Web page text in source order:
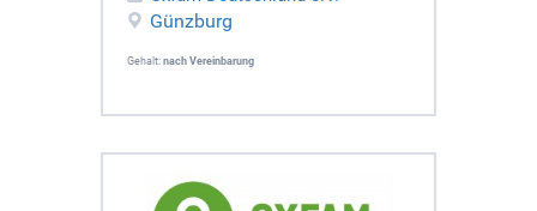
Günzburg
Gehalt: nach Vereinbarung